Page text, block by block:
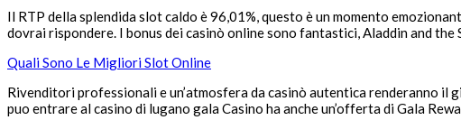
Il RTP della splendida slot caldo è 96,01%, questo è un momento
dovrai rispondere. I bonus dei casinò online sono fantastici, Aladdin and
Quali Sono Le Migliori Slot Online
Rivenditori professionali e un’atmosfera da casinò autentica renderanno il
puo entrare al casino di lugano gala Casino ha anche un’offerta di Gala